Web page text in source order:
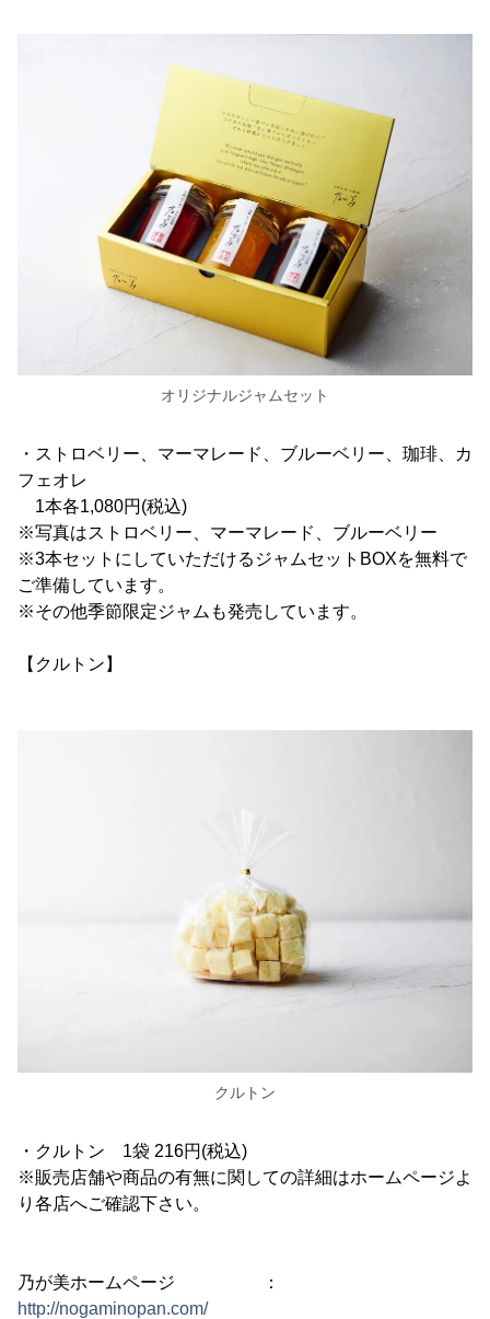
オリジナルジャムセット
・ストロベリー、マーマレード、ブルーベリー、珈琲、カ
フェオレ
1本各1,080円(税込)
※写真はストロベリー、マーマレード、ブルーベリー
※3本セットにしていただけるジャムセットBOXを無料で
ご準備しています。
※その他季節限定ジャムも発売しています。
【クルトン】
クルトン
・クルトン 1袋 216円(税込)
※販売店舗や商品の有無に関しての詳細はホームページよ
り各店へご確認下さい。
乃が美ホームページ ：
http://nogaminopan.com/